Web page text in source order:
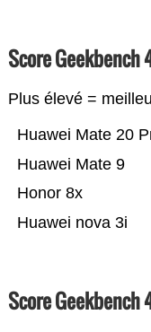
Score Geekbench
Plus élevé =
Huawei nova 3i
Honor 8x
Huawei Mate 9
Huawei Mate 20
Score Geekbench